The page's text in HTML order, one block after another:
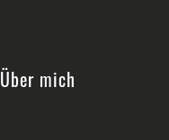
Über mich